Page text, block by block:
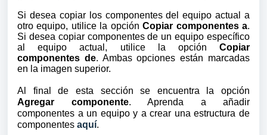
Si desea copiar los componentes del equipo actual a
otro equipo, utilice la opciónCopiar componentes a.
Si desea copiar componentes de un equipo específico
al equipo actual, utilice la opción Copiar
componentes de. Ambas opciones están marcadas
en la imagen superior.
Al final de esta sección se encuentra la opción
Agregar componente. Aprenda a añadir
componentes a un equipo y a crear una estructura de
componentes aquí.